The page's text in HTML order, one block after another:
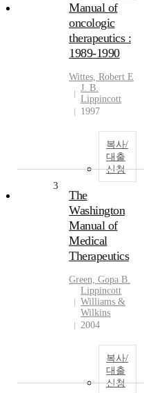
Manual of
oncologic
therapeutics :
1989-1990
Wittes, Robert E
J. B.
Lippincott
1997
복사/
대출
신청
3
The
Washington
Manual of
Medical
Therapeutics
Green, Gopa B.
Lippincott
Williams &
Wilkins
2004
복사/
대출
신청